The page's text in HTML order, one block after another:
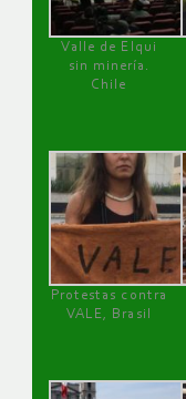
Valle de Elqui
sin minería.
Chile
Protestas contra
VALE, Brasil